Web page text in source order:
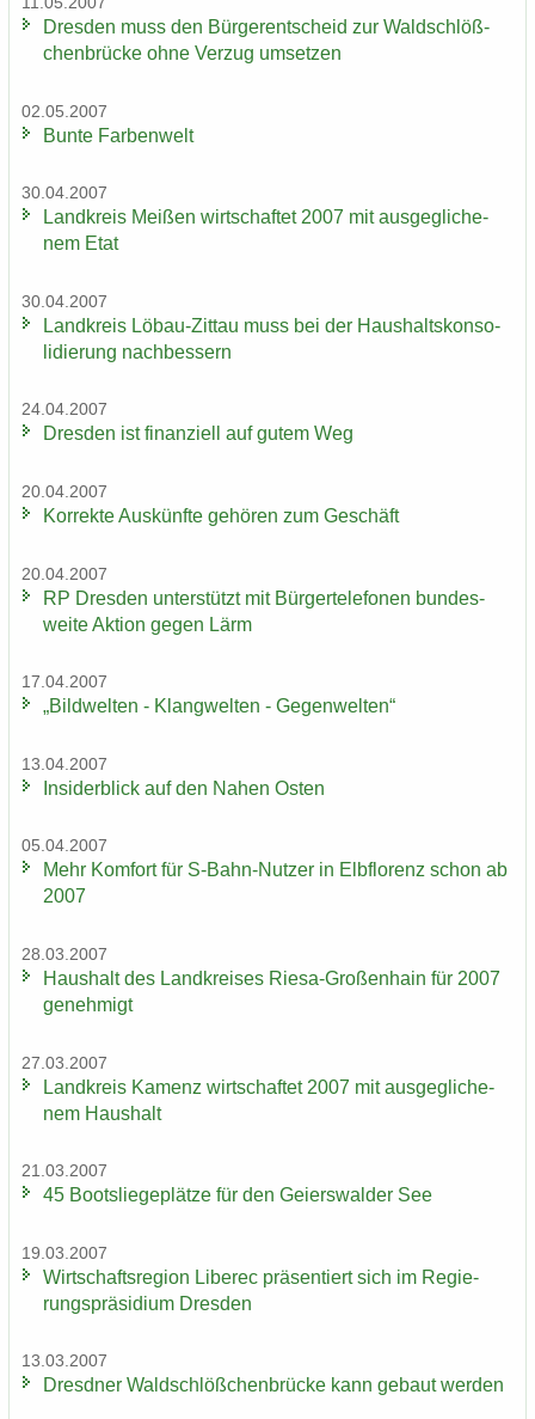
Dres­den muss den Bür­ger­ent­scheid zur Wald­schlöß­
chen­brü­cke ohne Ver­zug um­set­zen
02.05.2007
Bunte Far­ben­welt
30.04.2007
Land­kreis Mei­ßen wirt­schaf­tet 2007 mit aus­ge­gli­che­
nem Etat
30.04.2007
Land­kreis Löbau-​Zittau muss bei der Haus­halts­kon­so­
li­die­rung nach­bes­sern
24.04.2007
Dres­den ist fi­nan­zi­ell auf gutem Weg
20.04.2007
Kor­rek­te Aus­künf­te ge­hö­ren zum Ge­schäft
20.04.2007
RP Dres­den un­ter­stützt mit Bür­ger­te­le­fo­nen bun­des­
wei­te Ak­ti­on gegen Lärm
17.04.2007
„Bild­wel­ten - Klang­wel­ten - Ge­gen­wel­ten“
13.04.2007
In­si­der­blick auf den Nahen Osten
05.04.2007
Mehr Kom­fort für S-​Bahn-Nutzer in Elb­flo­renz schon ab
2007
28.03.2007
Haus­halt des Land­krei­ses Riesa-​Großenhain für 2007
ge­neh­migt
27.03.2007
Land­kreis Ka­menz wirt­schaf­tet 2007 mit aus­ge­gli­che­
nem Haus­halt
21.03.2007
45 Boots­lie­ge­plät­ze für den Gei­ers­wal­der See
19.03.2007
Wirt­schafts­re­gi­on Li­be­rec prä­sen­tiert sich im Re­gie­
rungs­prä­si­di­um Dres­den
13.03.2007
Dresd­ner Wald­schlöß­chen­brü­cke kann ge­baut wer­den